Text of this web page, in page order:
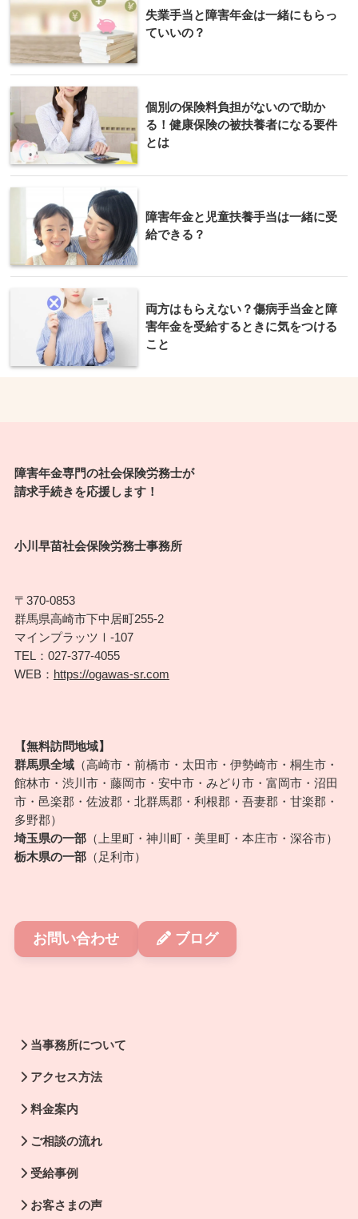
失業手当と障害年金は一緒にもらっ
ていいの？
個別の保険料負担がないので助か
る！健康保険の被扶養者になる要件
とは
障害年金と児童扶養手当は一緒に受
給できる？
両方はもらえない？傷病手当金と障
害年金を受給するときに気をつける
こと
障害年金専門の社会保険労務士が
請求手続きを応援します！
小川早苗社会保険労務士事務所
〒370-0853
群馬県高崎市下中居町255-2
マインプラッツⅠ-107
TEL：027-377-4055
WEB： https://ogawas-sr.com
【無料訪問地域】
群馬県全域（高崎市・前橋市・太田市・伊勢崎市・桐生市・
館林市・渋川市・藤岡市・安中市・みどり市・富岡市・沼田
市・邑楽郡・佐波郡・北群馬郡・利根郡・吾妻郡・甘楽郡・
多野郡）
埼玉県の一部（上里町・神川町・美里町・本庄市・深谷市）
栃木県の一部（足利市）
お問い合わせ ブログ
当事務所について
アクセス方法
料金案内
ご相談の流れ
受給事例
お客さまの声